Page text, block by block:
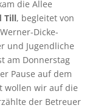
die Allee
Till, begleitet von
Dicke-
und Jugendliche
am Donnerstag
Pause auf dem
wollen wir auf die
der Betreuer